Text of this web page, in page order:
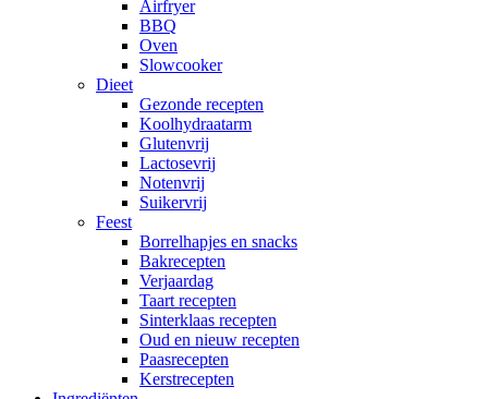
Airfryer
BBQ
Oven
Slowcooker
Dieet
Gezonde recepten
Koolhydraatarm
Glutenvrij
Lactosevrij
Notenvrij
Suikervrij
Feest
Borrelhapjes en snacks
Bakrecepten
Verjaardag
Taart recepten
Sinterklaas recepten
Oud en nieuw recepten
Paasrecepten
Kerstrecepten